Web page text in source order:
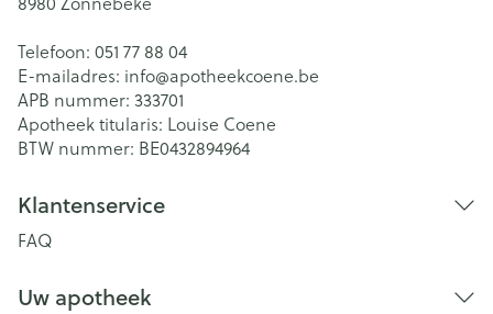
Telefoon: 051 77 88 04
E-mailadres: info@apotheekcoene.be
APB nummer: 333701
Apotheek titularis: Louise Coene
BTW nummer: BE0432894964
Klantenservice
FAQ
Uw apotheek